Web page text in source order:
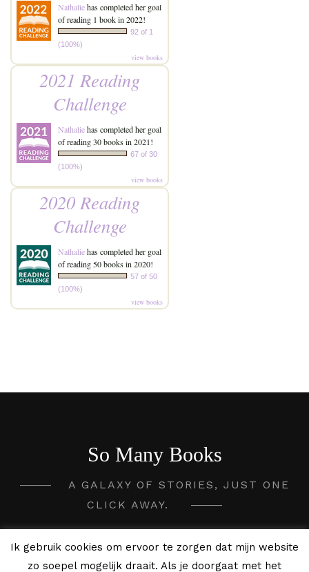
Nathaliehas completed her goal
of reading 1 book in 2022!
92 of 1
(100%)
view books
2021 Reading
Challenge
Nathaliehas completed her goal
of reading 30 books in 2021!
67 of 30
(100%)
view books
2020 Reading
Challenge
Nathaliehas completed her goal
of reading 50 books in 2020!
57 of 50
(100%)
view books
So Many Books
A GALAXY OF STORIES, JUST ONE
CLICK AWAY.
2020 - 2026 So Many Books ©
Ik gebruik cookies om ervoor te zorgen dat mijn website
zo soepel mogelijk draait. Als je doorgaat met het